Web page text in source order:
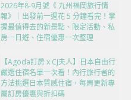
2026年8-9月號《 九州福岡旅行情
報》｜出發前一週花 5 分鐘看完！掌
握最值得去的新景點、限定活動、私
房一日遊、住宿優惠一次整理
【Agoda訂房 x CJ夫人】日本自由行
嚴選住宿名單一次看！內行旅行者的
方法挑選日本質感住宿，每周更新專
屬訂房優惠與折扣碼